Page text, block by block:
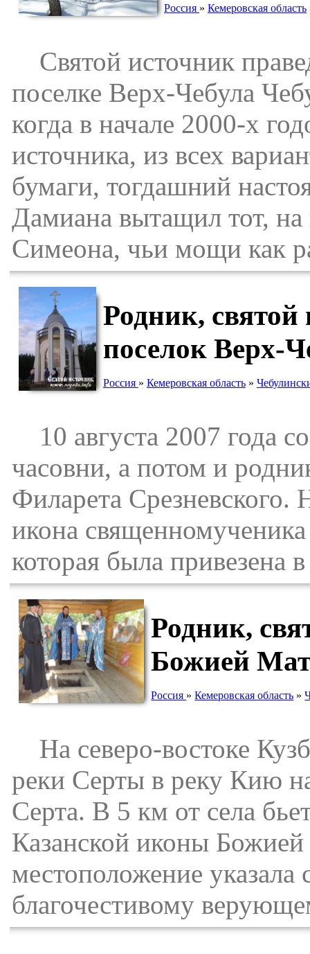
Россия » Кемеровская область
Святой источник
поселке Верх-Чебула
когда в начале 2000-х
источника, из всех
бумаги, тогдашний
Дамиана вытащил тот, на
Симеона, чьи мощи как
Родник, святой
поселок Верх-
Россия » Кемеровская область»
10 августа 2007 года
часовни, а потом и
Филарета Срезневского.
икона
которая была привезена
Родник,
Божией
Россия »Кемеровская область »
На северо-востоке
реки Серты в реку Кию
Серта. В 5 км от села
Казанской иконы
местоположение
благочестивому